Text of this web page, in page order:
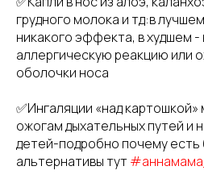
грудного молока и тд:в
никакого эффекта, в худшем -
аллергическую реакцию или
оболочки носа
✅Ингаляции «над картошкой»
ожогам дыхательных путей и
детей-подробно почему есть
альтернативы тут